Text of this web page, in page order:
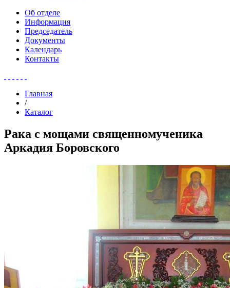
Об отделе
Информация
Председатель
Документы
Календарь
Контакты
Главная
/
Каталог
Рака с мощами священномученика
Аркадия Боровского